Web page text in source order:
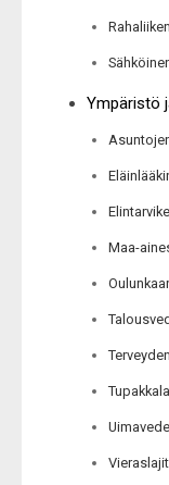
Ympäristö
Maa-